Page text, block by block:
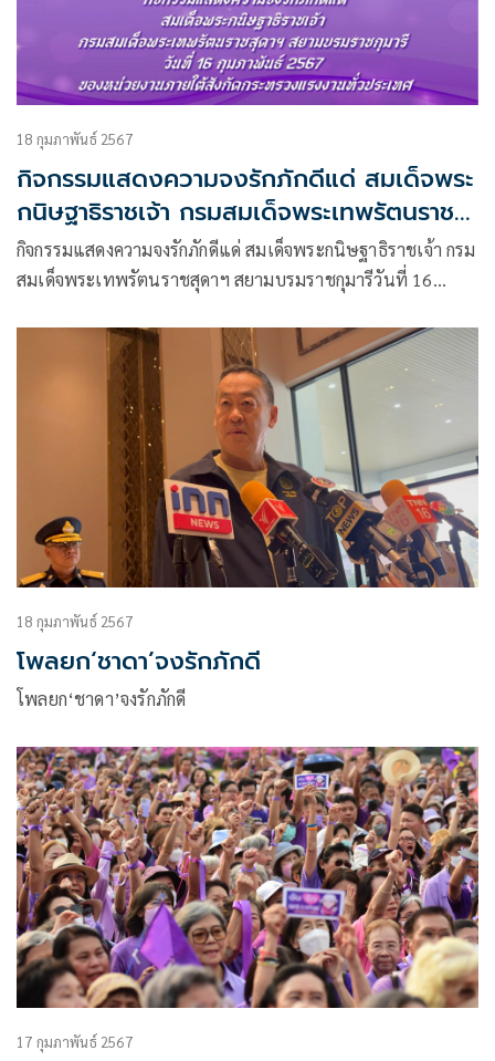
18 กุมภาพันธ์ 2567
กิจกรรมแสดงความจงรักภักดีแด่ สมเด็จพระ
กนิษฐาธิราชเจ้า กรมสมเด็จพระเทพรัตนราชสุ
ดาฯ สยามบรมราชกุมารี
กิจกรรมแสดงความจงรักภักดีแด่ สมเด็จพระกนิษฐาธิราชเจ้า กรม
สมเด็จพระเทพรัตนราชสุดาฯ สยามบรมราชกุมารีวันที่ 16
18 กุมภาพันธ์ 2567
โพลยก‘ชาดา’จงรักภักดี
โพลยก‘ชาดา’จงรักภักดี
17 กุมภาพันธ์ 2567